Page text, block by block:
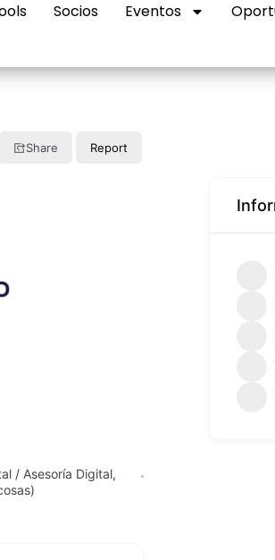
Socios Eventos
Share Report
/ Asesoría Digital,